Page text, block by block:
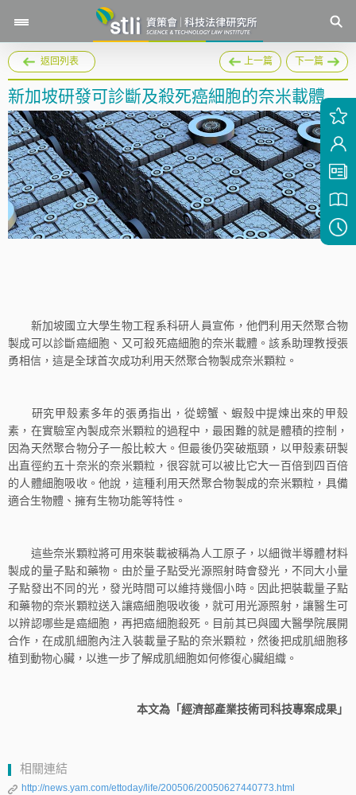
返回列表 上一篇 下一篇
新加坡研發可診斷及殺死癌細胞的奈米載體
新加坡國立大學生物工程系科研人員宣佈，他們利用天然聚合物
製成可以診斷癌細胞、又可殺死癌細胞的奈米載體。該系助理教授張
勇相信，這是全球首次成功利用天然聚合物製成奈米顆粒。
研究甲殼素多年的張勇指出，從螃蟹、蝦殼中提煉出來的甲殼
素，在實驗室內製成奈米顆粒的過程中，最困難的就是體積的控制，
因為天然聚合物分子一般比較大。但最後仍突破瓶頸，以甲殼素研製
出直徑約五十奈米的奈米顆粒，很容就可以被比它大一百倍到四百倍
的人體細胞吸收。他說，這種利用天然聚合物製成的奈米顆粒，具備
適合生物體、擁有生物功能等特性。
這些奈米顆粒將可用來裝載被稱為人工原子，以細微半導體材料
製成的量子點和藥物。由於量子點受光源照射時會發光，不同大小量
子點發出不同的光，發光時間可以維持幾個小時。因此把裝載量子點
和藥物的奈米顆粒送入讓癌細胞吸收後，就可用光源照射，讓醫生可
以辨認哪些是癌細胞，再把癌細胞殺死。目前其已與國大醫學院展開
合作，在成肌細胞內注入裝載量子點的奈米顆粒，然後把成肌細胞移
植到動物心臟，以進一步了解成肌細胞如何修復心臟組織。
本文為「經濟部產業技術司科技專案成果」
相關連結
http://news.yam.com/ettoday/life/200506/20050627440773.html